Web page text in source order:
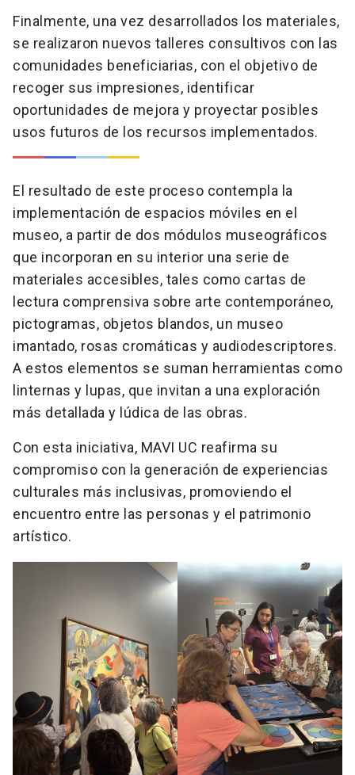
Finalmente, una vez desarrollados los materiales,
se realizaron nuevos talleres consultivos con las
comunidades beneficiarias, con el objetivo de
recoger sus impresiones, identificar
oportunidades de mejora y proyectar posibles
usos futuros de los recursos implementados.
El resultado de este proceso contempla la
implementación de espacios móviles en el
museo, a partir de dos módulos museográficos
que incorporan en su interior una serie de
materiales accesibles, tales como cartas de
lectura comprensiva sobre arte contemporáneo,
pictogramas, objetos blandos, un museo
imantado, rosas cromáticas y audiodescriptores.
A estos elementos se suman herramientas como
linternas y lupas, que invitan a una exploración
más detallada y lúdica de las obras.
Con esta iniciativa, MAVI UC reafirma su
compromiso con la generación de experiencias
culturales más inclusivas, promoviendo el
encuentro entre las personas y el patrimonio
artístico.